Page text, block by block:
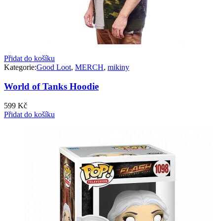
Přidat do košíku
Kategorie:Good Loot, MERCH, mikiny
World of Tanks Hoodie
599 Kč
Přidat do košíku